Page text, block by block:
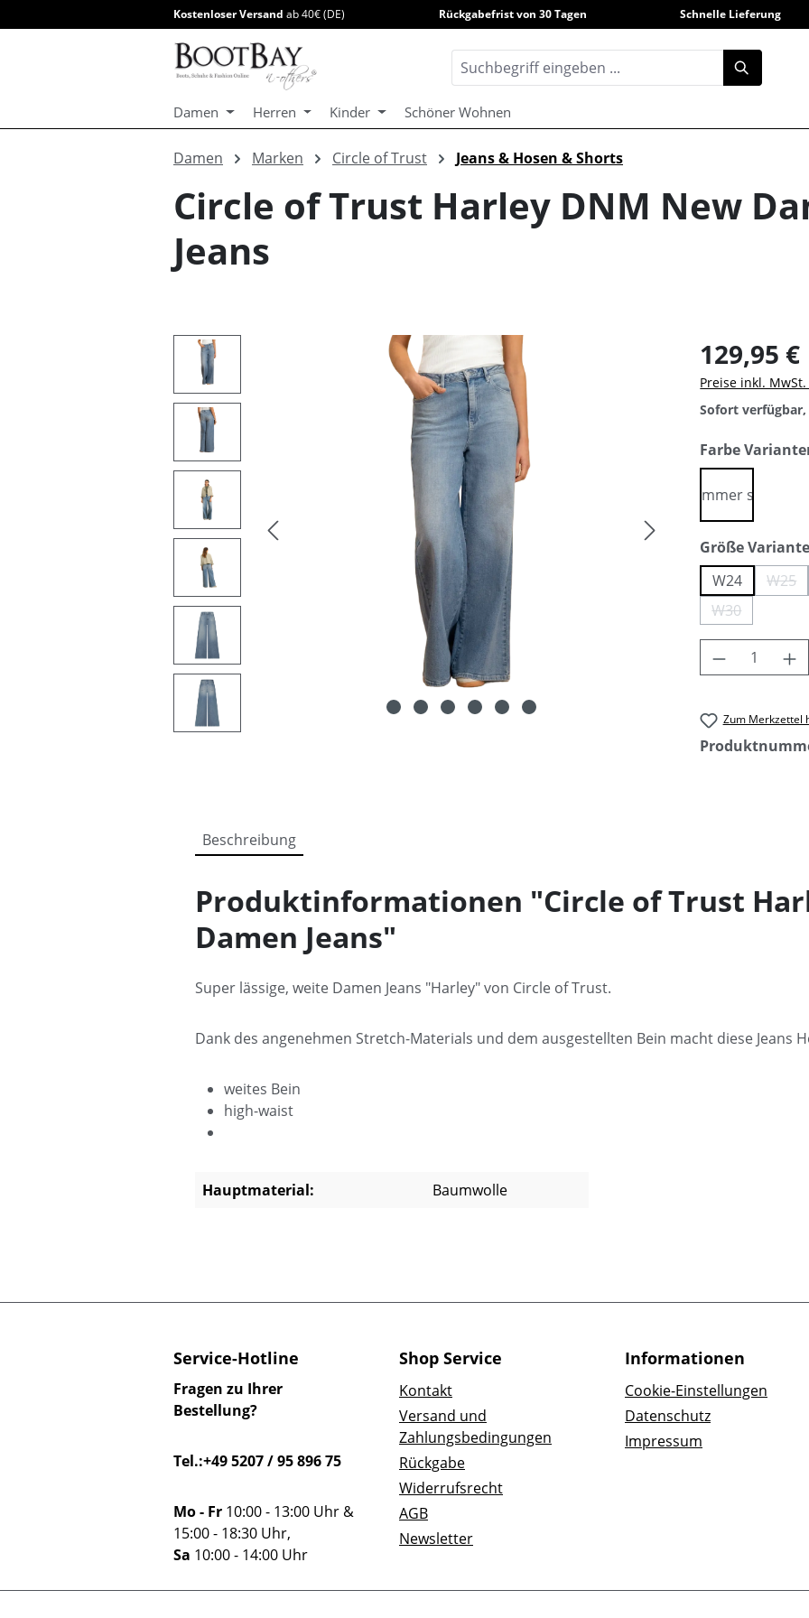
Zur Hauptnavigation springen
Kostenloser Versand ab 40€ (DE) Rückgabefrist von 30 Tagen Schnelle Lieferung
Damen Herren Kinder Schöner Wohnen
Damen Marken Circle of Trust Jeans & Hosen & Shorts
Circle of Trust Harley DNM New
Jeans
Bildergalerie überspringen 129,95 €
Preise inkl.
Sofort
Farbe
summer sky
Größe
W24
W25
W30(Diese
Produkt
Zum Merkzettel
Beschreibung
Produktinformationen "Circle of Trust
Damen Jeans"
Super lässige, weite Damen Jeans "Harley" von Circle of Trust.
Dank des angenehmen Stretch-Materials und dem ausgestellten Bein macht diese Jeans
weites Bein
high-waist
Hauptmaterial: Baumwolle
Service-Hotline
Fragen zu Ihrer
Bestellung?
Tel.:+49 5207 / 95 896 75
Mo - Fr 10:00 - 13:00 Uhr &
15:00 - 18:30 Uhr,
Sa 10:00 - 14:00 Uhr
Shop Service
Kontakt
Versand und
Zahlungsbedingungen
Rückgabe
Widerrufsrecht
AGB
Newsletter
Informationen
Cookie-Einstellungen
Datenschutz
Impressum